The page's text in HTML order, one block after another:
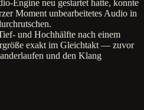
Engine neu gestartet hatte, konnte
Moment unbearbeitetes Audio in
und Hochhälfte nach einem
exakt im Gleichtakt — zuvor
und den Klang